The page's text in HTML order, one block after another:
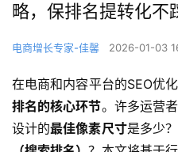
略，保排名提转化不
电商增长专家-佳馨 2026-01-03
在电商和内容平台的SEO优
排名的核心环节。许多运营
设计的最佳像素尺寸是多少